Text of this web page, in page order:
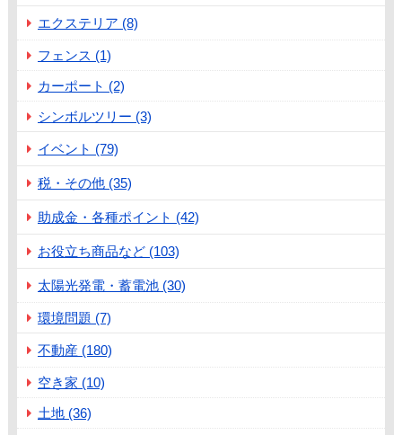
エクステリア (8)
フェンス (1)
カーポート (2)
シンボルツリー (3)
イベント (79)
税・その他 (35)
助成金・各種ポイント (42)
お役立ち商品など (103)
太陽光発電・蓄電池 (30)
環境問題 (7)
不動産 (180)
空き家 (10)
土地 (36)